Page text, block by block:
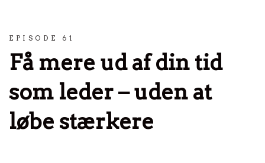
EPISODE 61
Få mere ud af din tid
som leder – uden at
løbe stærkere